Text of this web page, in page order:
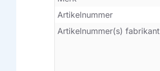
Artikelnummer
Artikelnummer(s) fabrikant